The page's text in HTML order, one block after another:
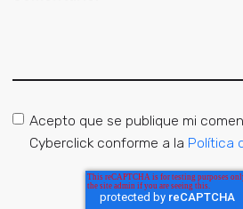
Acepto que se publique mi
Cyberclick conforme a la Política